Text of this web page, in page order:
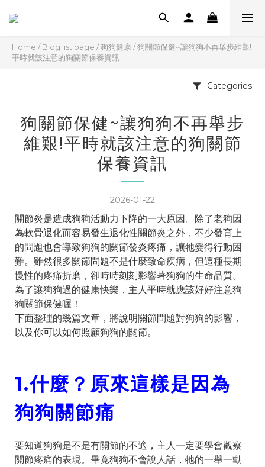
Home /Blog list page /狗狗健康 /狗關節保健~讓狗狗不再舉步維艱!
平時就該注意的狗關節保養資訊
Categories
狗關節保健~讓狗狗不再舉步
維艱!平時就該注意的狗關節
保養資訊
2026-01-22
關節炎是造成狗狗活動力下降的一大原因。除了老狗因
為軟骨退化而容易發生退化性關節炎之外，不少發育上
的問題也會導致狗狗的關節發炎疼痛，讓牠變得行動困
難。雖然很多關節問題不是什麼致命疾病，但這種長期
慢性的疼痛折磨，卻時時刻刻影響著狗狗的生命品質。
為了讓狗狗過的健康快樂，主人平時就應該好好注意狗
狗關節保健喔！
下面整理的幾篇文章，將說明關節問題對狗狗的影響，
以及你可以如何照顧狗狗的關節。
1.什麼？原來這樣是因為
狗狗關節痛
要知道狗狗是不是有關節的不適，主人一定要學會觀察
關節疼痛的表現。畢竟狗狗不會說人話，牠的一舉一動